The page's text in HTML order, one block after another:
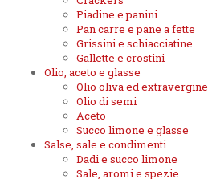
Piadine e panini
Pan carre e pane a fette
Grissini e schiacciatine
Gallette e crostini
Olio, aceto e glasse
Olio oliva ed extravergine
Olio di semi
Aceto
Succo limone e glasse
Salse, sale e condimenti
Dadi e succo limone
Sale, aromi e spezie